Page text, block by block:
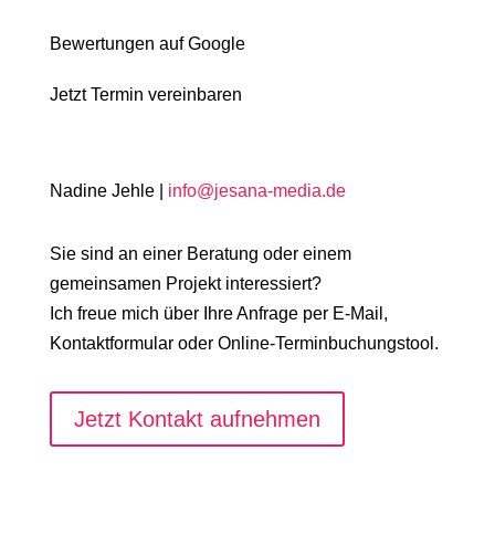
Bewertungen auf Google
Jetzt Termin vereinbaren
Nadine Jehle | info@jesana-media.de
Sie sind an einer Beratung oder einem
gemeinsamen Projekt interessiert?
Ich freue mich über Ihre Anfrage per E-Mail,
Kontaktformular oder Online-Terminbuchungstool.
Jetzt Kontakt aufnehmen